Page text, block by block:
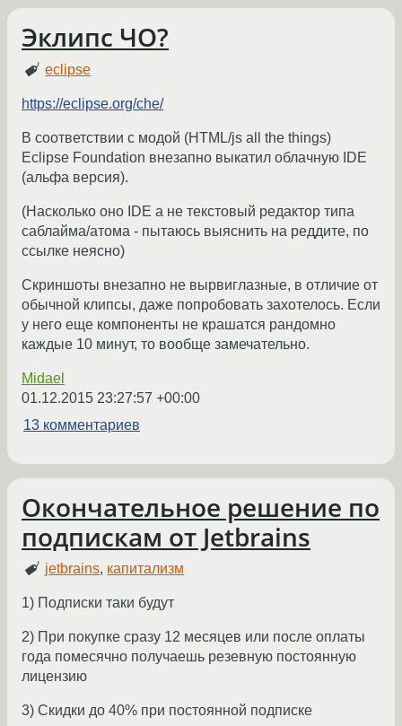
Эклипс ЧО?
eclipse
https://eclipse.org/che/
В соответствии с модой (HTML/js all the things)
Eclipse Foundation внезапно выкатил облачную IDE
(альфа версия).
(Насколько оно IDE а не текстовый редактор типа
саблайма/атома - пытаюсь выяснить на реддите, по
ссылке неясно)
Скриншоты внезапно не вырвиглазные, в отличие от
обычной клипсы, даже попробовать захотелось. Если
у него еще компоненты не крашатся рандомно
каждые 10 минут, то вообще замечательно.
Midael
01.12.2015 23:27:57 +00:00
13 комментариев
Окончательное решение по
подпискам от Jetbrains
jetbrains, капитализм
1) Подписки таки будут
2) При покупке сразу 12 месяцев или после оплаты
года помесячно получаешь резевную постоянную
лицензию
3) Скидки до 40% при постоянной подписке